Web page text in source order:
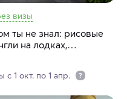
визы
ты не знал: рисовые
на лодках,
1 окт. по 1 апр.